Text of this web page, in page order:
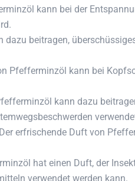
kann bei der
beitragen,
Pfefferminzöl kann bei
kann dazu
Der erfrischende Duft von
hat einen Duft, der
verwendet werden kann.